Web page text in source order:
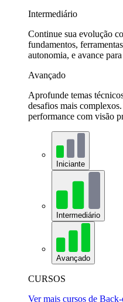
Intermediário
Continue sua evolução
fundamentos,
autonomia, e avance
Avançado
Aprofunde temas
desafios mais
performance com visão
Iniciante
Intermediário
Avançado
CURSOS
Ver mais cursos de Back-